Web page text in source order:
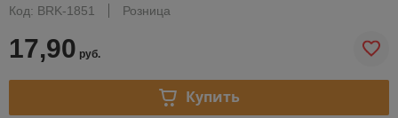
Код: BRK-1851
Розница
17,90 руб.
Купить